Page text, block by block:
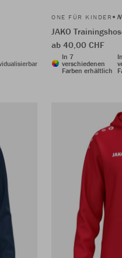
ONE FÜR KINDER
JAKO
ab 40,00 CHF
In 7
verschiedenen
Farben erhältlich